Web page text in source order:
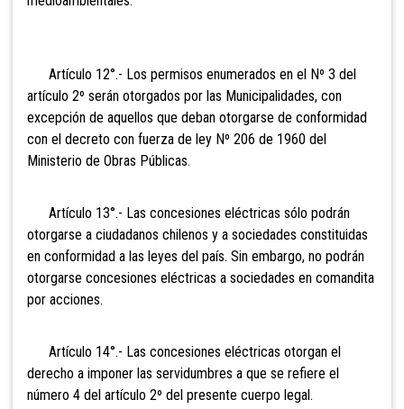
Artículo 12°.- Los permisos enumerados en el Nº 3 del
artículo 2º serán otorgados por las Municipalidades, con
excepción de aquellos que deban otorgarse de conformidad
con el decreto con fuerza de ley Nº 206 de 1960 del
Ministerio de Obras Públicas.
Artículo 13°.- Las concesiones eléctricas sólo podrán
otorgarse a ciudadanos chilenos y a sociedades constituidas
en conformidad a las leyes del país. Sin embargo, no podrán
otorgarse concesiones eléctricas a sociedades en comandita
por acciones.
Artículo 14°.- Las concesiones eléctricas otorgan el
derecho a imponer las servidumbres a que se refiere el
número 4 del artículo 2º del presente cuerpo legal.